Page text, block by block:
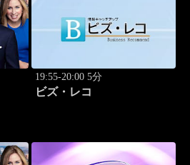
19:55-20:00 5分
ビズ・レコ